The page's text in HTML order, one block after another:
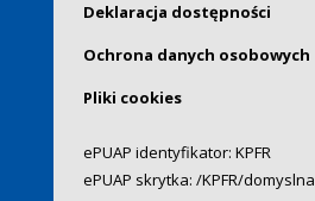
Deklaracja dostępności
Ochrona danych osobowych
Pliki cookies
ePUAP identyfikator: KPFR
ePUAP skrytka: /KPFR/domyslna